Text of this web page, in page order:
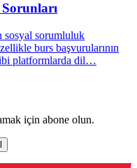
sosyal sorumluluk
burs başvurularının
platformlarda dil…
için abone olun.